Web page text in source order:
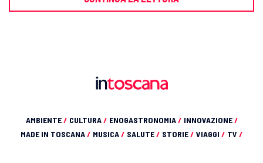
AMBIENTE/ CULTURA/ ENOGASTRONOMIA/ INNOVAZIONE/
MADE IN TOSCANA/ MUSICA/ SALUTE/ STORIE/ VIAGGI / TV /